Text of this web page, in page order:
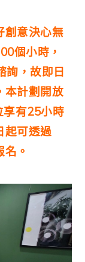
創意決心無
個小時，
詢，故即日
本計劃開放
享有25小時
起可透過
。